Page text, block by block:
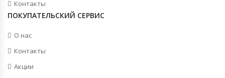
Контакты
ПОКУПАТЕЛЬСКИЙ СЕРВИС
О нас
Контакты
Акции